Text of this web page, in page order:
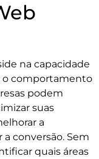
na capacidade
o comportamento
podem
suas
a
conversão. Sem
quais áreas